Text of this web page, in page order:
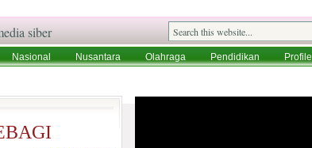
siber
Nasional Nusantara Olahraga Pendidikan Profile